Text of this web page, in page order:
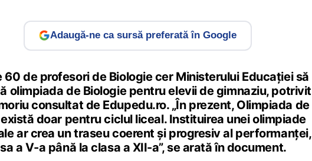
Adaugă-ne ca sursă preferată în Google
60 de profesori de Biologie cer Ministerului Educației să
olimpiada de Biologie pentru elevii de gimnaziu, potrivit
consultat de Edupedu.ro. „În prezent, Olimpiada de
doar pentru ciclul liceal. Instituirea unei olimpiade
ar crea un traseu coerent şi progresiv al performanței,
a V-a până la clasa a XII-a”, se arată în document.